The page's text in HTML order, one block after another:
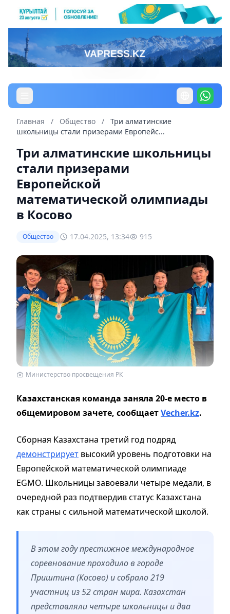
Главная / Общество /
Три алматинские
школьницы стали призерами Европейс...
Три алматинские школьницы
стали призерами
Европейской
математической олимпиады
в Косово
Общество 17.04.2025, 13:34 915
Министерство просвещения РК
Казахстанская команда заняла 20-е место в
общемировом зачете, сообщаетVecher.kz.
Сборная Казахстана третий год подряд
демонстрирует высокий уровень подготовки на
Европейской математической олимпиаде
EGMO. Школьницы завоевали четыре медали, в
очередной раз подтвердив статус Казахстана
как страны с сильной математической школой.
В этом году престижное международное
соревнование проходило в городе
Приштина (Косово) и собрало 219
участниц из 52 стран мира. Казахстан
представляли четыре школьницы и два